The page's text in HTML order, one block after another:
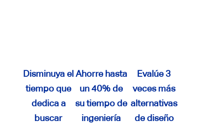
Disminuya el
tiempo que
dedica a
buscar
Ahorre hasta
un 40% de
su tiempo de
ingeniería
Evalúe 3
veces más
alternativas
de diseño